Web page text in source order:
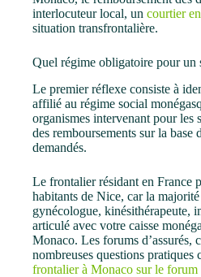
interlocuteur local, un courtier
situation transfrontalière.
Quel régime obligatoire pour un
Le premier réflexe consiste à
affilié au régime social
organismes intervenant pour les
des remboursements sur la
demandés.
Le frontalier résidant en France
habitants de Nice, car la
gynécologue, kinésithérapeute,
articulé avec votre caisse
Monaco. Les forums d’assurés,
nombreuses questions
frontalier à Monaco sur le forum